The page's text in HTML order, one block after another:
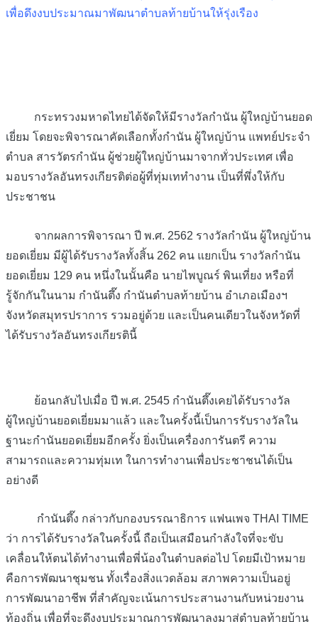
เพื่อดึงงบประมาณมาพัฒนาตำบลท้ายบ้านให้รุ่งเรือง
กระทรวงมหาดไทยได้จัดให้มีรางวัลกำนัน ผู้ใหญ่บ้านยอด
เยี่ยม โดยจะพิจารณาคัดเลือกทั้งกำนัน ผู้ใหญ่บ้าน แพทย์ประจำ
ตำบล สารวัตรกำนัน ผู้ช่วยผู้ใหญ่บ้านมาจากทั่วประเทศ เพื่อ
มอบรางวัลอันทรงเกียรติต่อผู้ที่ทุ่มเททำงาน เป็นที่พึ่งให้กับ
ประชาชน
จากผลการพิจารณา ปี พ.ศ. 2562 รางวัลกำนัน ผู้ใหญ่บ้าน
ยอดเยี่ยม มีผู้ได้รับรางวัลทั้งสิ้น 262 คน แยกเป็น รางวัลกำนัน
ยอดเยี่ยม 129 คน หนึ่งในนั้นคือ นายไพบูณร์ พินเที่ยง หรือที่
รู้จักกันในนาม กำนันตึ๊ง กำนันตำบลท้ายบ้าน อำเภอเมืองฯ
จังหวัดสมุทรปราการ รวมอยู่ด้วย และเป็นคนเดียวในจังหวัดที่
ได้รับรางวัลอันทรงเกียรตินี้
ย้อนกลับไปเมื่อ ปี พ.ศ. 2545 กำนันตึ๊งเคยได้รับรางวัล
ผู้ใหญ่บ้านยอดเยี่ยมมาแล้ว และในครั้งนี้เป็นการรับรางวัลใน
ฐานะกำนันยอดเยี่ยมอีกครั้ง ยิ่งเป็นเครื่องการันตรี ความ
สามารถและความทุ่มเท ในการทำงานเพื่อประชาชนได้เป็น
อย่างดี
กำนันตึ๊ง กล่าวกับกองบรรณาธิการ แฟนเพจ THAI TIME
ว่า การได้รับรางวัลในครั้งนี้ ถือเป็นเสมือนกำลังใจที่จะขับ
เคลื่อนให้ตนได้ทำงานเพื่อพี่น้องในตำบลต่อไป โดยมีเป้าหมาย
คือการพัฒนาชุมชน ทั้งเรื่องสิ่งแวดล้อม สภาพความเป็นอยู่
การพัฒนาอาชีพ ที่สำคัญจะเน้นการประสานงานกับหน่วยงาน
ท้องถิ่น เพื่อที่จะดึงงบประมาณการพัฒนาลงมาสู่ตำบลท้ายบ้าน